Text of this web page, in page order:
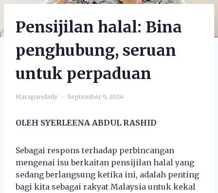
Pensijilan halal: Bina
penghubung, seruan
untuk perpaduan
Harapandaily September 9, 2024
OLEH SYERLEENA ABDUL RASHID
Sebagai respons terhadap perbincangan
mengenai isu berkaitan pensijilan halal yang
sedang berlangsung ketika ini, adalah penting
bagi kita sebagai rakyat Malaysia untuk kekal